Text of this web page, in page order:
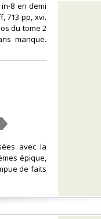
8 en demi
713 pp, xvi.
du tome 2
manque.
avec la
épique,
de faits